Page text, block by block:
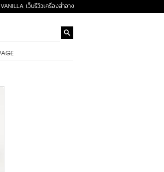
VANILLA เว็บรีวิวเครื่องสำอาง